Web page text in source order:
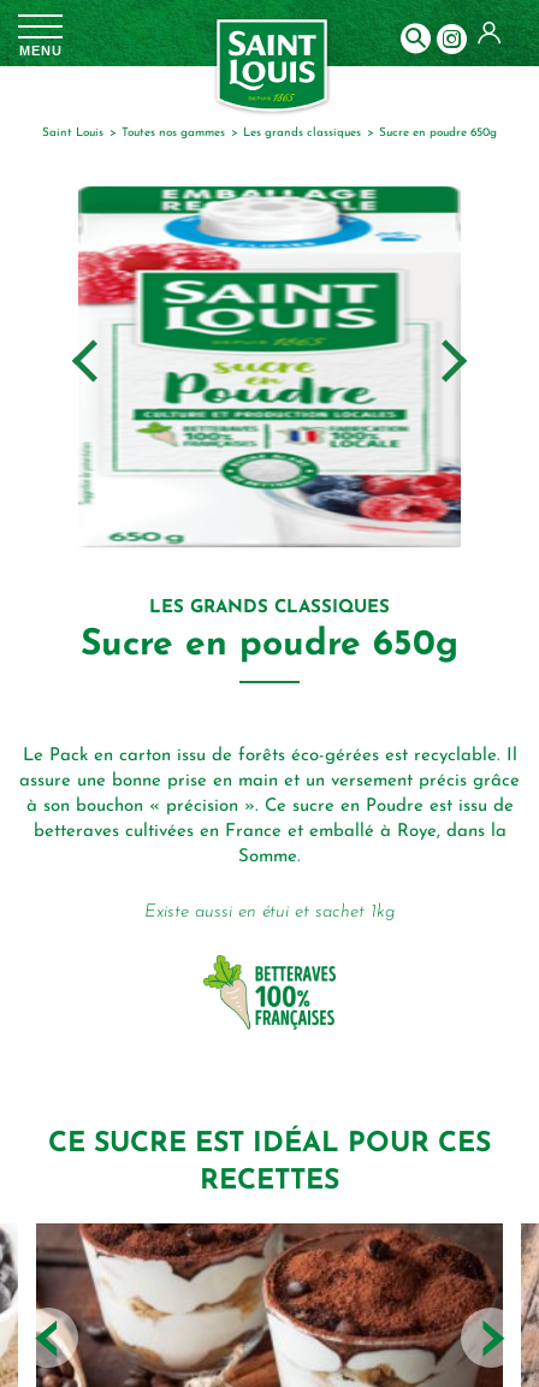
MENU
Saint Louis toutes nos gammes les grands classiques sucre en poudre 650g
LES GRANDS CLASSIQUES
Sucre en poudre 650g
Le Pack en carton issu de forêts éco-gérées est recyclable. Il
assure une bonne prise en main et un versement précis grâce
à son bouchon « précision ». Ce sucre en Poudre est issu de
betteraves cultivées en France et emballé à Roye, dans la
Somme.
Existe aussi en étui et sachet 1kg
CE SUCRE EST IDÉAL POUR CES
RECETTES
‹ ›
Panneau de gestion des cookies